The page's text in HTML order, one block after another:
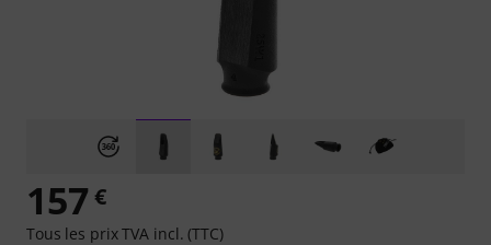
157 €
Tous les prix TVA incl. (TTC)